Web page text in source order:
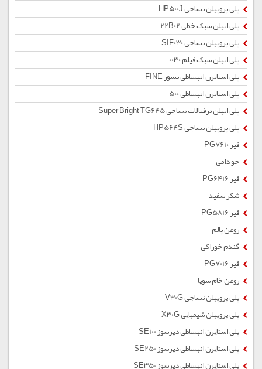
پلی پروپیلن نساجی HP500J
پلی اتیلن سبک خطی 22B02
پلی پروپیلن نساجی SIF030
پلی اتیلن سبک فیلم 0030
پلی استایرن انبساطی نسوز FINE
پلی استایرن انبساطی 500
پلی اتیلن ترفتالات نساجی Super Bright TG645
پلی پروپیلن نساجی HP564S
قیر PG7610
جو دامی
قیر PG6416
شکر سفید
قیر PG5816
روغن پالم
گندم خوراکی
قیر PG7016
روغن خام سویا
پلی پروپیلن نساجی V30G
پلی پروپیلن شیمیایی X30G
پلی استایرن انبساطی دیرسوز SE100
پلی استایرن انبساطی دیرسوز SE250
پلی استایرن انبساطی دیرسوز SE350